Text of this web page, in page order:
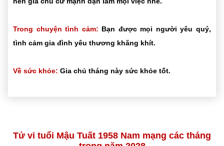
Trong chuyện tình cảm: Bạn được mọi người yêu quý,
tình cảm gia đình yêu thương khăng khít.
Về sức khỏe: Gia chủ tháng này sức khỏe tốt.
Tử vi tuổi Mậu Tuất 1958 Nam mạng các tháng